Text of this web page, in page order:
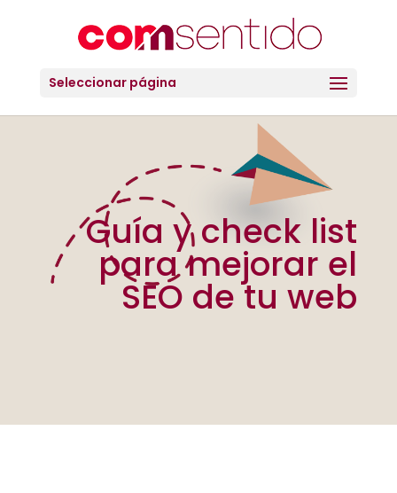
Seleccionar página
Guía y check list
para mejorar el
SEO de tu web